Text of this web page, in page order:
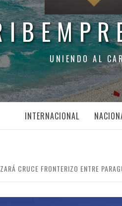
UNIENDO AL
INTERNACIONAL
CRUCE FRONTERIZO ENTRE